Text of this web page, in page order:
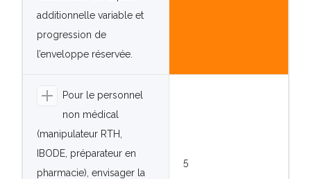
additionnelle variable et
progression de
l’enveloppe réservée.
Pour le personnel
non médical
(manipulateur RTH,
IBODE, préparateur en
pharmacie), envisager la
5